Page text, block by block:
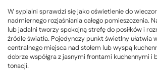
W sypialni sprawdzi się jako oświetlenie do
nadmiernego rozjaśniania całego pomieszczenia.
lub jadalni tworzy spokojną strefę do posiłków i
źródle światła. Pojedynczy punkt świetlny ułatwia
centralnego miejsca nad stołem lub wyspą
dobrze współgra z jasnymi frontami kuchennymi i
tonacji.